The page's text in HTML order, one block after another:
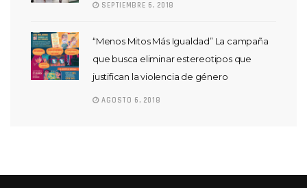
SEPTIEMBRE 6, 2018
“Menos Mitos Más Igualdad” La campaña
que busca eliminar estereotipos que
justifican la violencia de género
AGOSTO 6, 2018